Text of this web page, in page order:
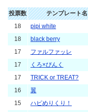
投票数 テンプレート名
18
pipi white
18
black berry
17
ファルファッレ
17
くろ×ぴんく
17
TRICK or TREAT?
16
翼
15
ハピめりくり！